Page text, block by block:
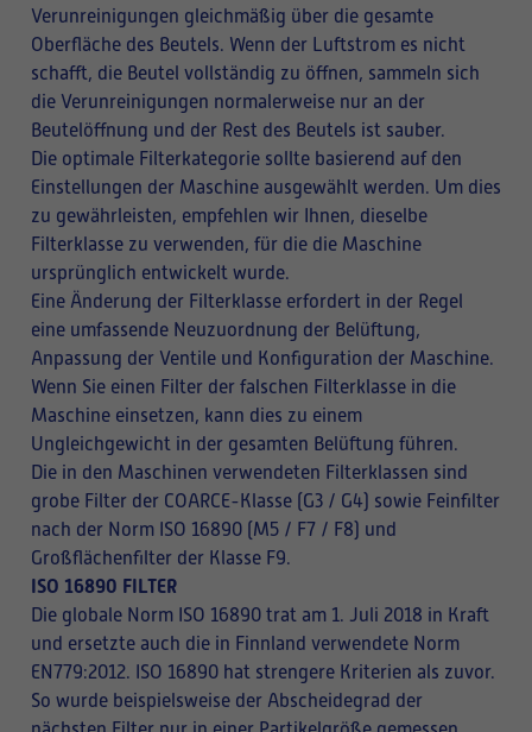
Verunreinigungen gleichmäßig über die gesamte
Oberfläche des Beutels. Wenn der Luftstrom es nicht
schafft, die Beutel vollständig zu öffnen, sammeln sich
die Verunreinigungen normalerweise nur an der
Beutelöffnung und der Rest des Beutels ist sauber.
Die optimale Filterkategorie sollte basierend auf den
Einstellungen der Maschine ausgewählt werden. Um dies
zu gewährleisten, empfehlen wir Ihnen, dieselbe
Filterklasse zu verwenden, für die die Maschine
ursprünglich entwickelt wurde.
Eine Änderung der Filterklasse erfordert in der Regel
eine umfassende Neuzuordnung der Belüftung,
Anpassung der Ventile und Konfiguration der Maschine.
Wenn Sie einen Filter der falschen Filterklasse in die
Maschine einsetzen, kann dies zu einem
Ungleichgewicht in der gesamten Belüftung führen.
Die in den Maschinen verwendeten Filterklassen sind
grobe Filter der COARCE-Klasse (G3 / G4) sowie Feinfilter
nach der Norm ISO 16890 (M5 / F7 / F8) und
Großflächenfilter der Klasse F9.
ISO 16890 FILTER
Die globale Norm ISO 16890 trat am 1. Juli 2018 in Kraft
und ersetzte auch die in Finnland verwendete Norm
EN779:2012. ISO 16890 hat strengere Kriterien als zuvor.
So wurde beispielsweise der Abscheidegrad der